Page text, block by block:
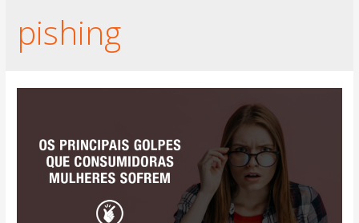
pishing